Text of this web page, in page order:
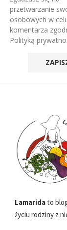
przetwarzanie
osobowych w
komentarza
Polityką
Lamarida to
życiu rodziny z